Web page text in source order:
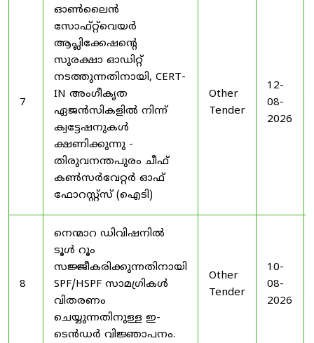
7
ഓൺലൈൻ
സോഫ്റ്റ്‌വെയർ
ആപ്ലിക്കേഷന്റെ
സുരക്ഷാ ഓഡിറ്റ്
നടത്തുന്നതിനായി, CERT-
IN അംഗീകൃത
ഏജൻസികളിൽ നിന്ന്
ക്വട്ടേഷനുകൾ
ക്ഷണിക്കുന്നു -
തിരുവനന്തപുരം ചീഫ്
കൺസർവേറ്റർ ഓഫ്
ഫോറസ്റ്റ്സ് (ഐടി)
Other
Tender
12-
08-
2026
8
നെന്മാറ ഡിവിഷനിൽ
ടൂൾ റൂം
സജ്ജീകരിക്കുന്നതിനായി
SPF/HSPF സാമഗ്രികൾ
വിതരണം
ചെയ്യുന്നതിനുള്ള ഇ-
ടെൻഡർ വിജ്ഞാപനം.
Other
Tender
10-
08-
2026